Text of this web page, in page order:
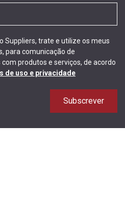
Suppliers, trate e utilize os meus
para comunicação de
produtos e serviços, de acordo
de uso e privacidade
Subscrever